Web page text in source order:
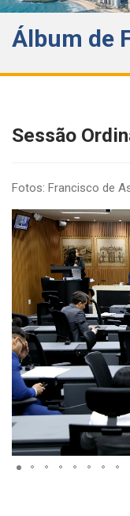
Álbum de
Sessão
Fotos: Francisco de